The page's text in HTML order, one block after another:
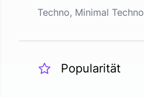
Techno, Minimal Techno
Popularität